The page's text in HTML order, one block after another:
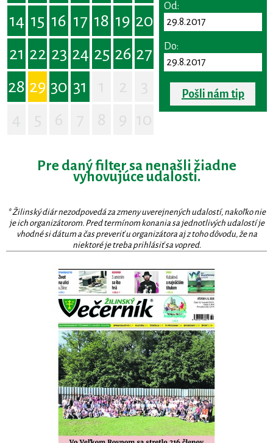
14 15 16 17 18 19 20
21 22 23 24 25 26 27
28 29 30 31
Od:
Do:
Pošli nám tip
Pre daný filter sa nenašli žiadne
vyhovujúce udalosti.
* Žilinský diár nezodpovedá za zmeny uverejnených udalostí, nakoľko nie
je ich organizátorom. Pred termínom konania sa jednotlivých udalostí je
vhodné si dátum a čas preveriť u organizátora aj z toho dôvodu, že na
niektoré je treba prihlásiť sa vopred.